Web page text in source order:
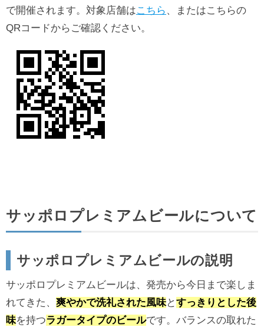
で開催されます。対象店舗はこちら 、またはこちらの
QRコードからご確認ください。
サッポロプレミアムビールについて
サッポロプレミアムビールの説明
サッポロプレミアムビールは、発売から今日まで楽しま
れてきた、 爽やかで洗礼された風味とすっきりとした後
味を持つラガータイプのビールです。バランスの取れた